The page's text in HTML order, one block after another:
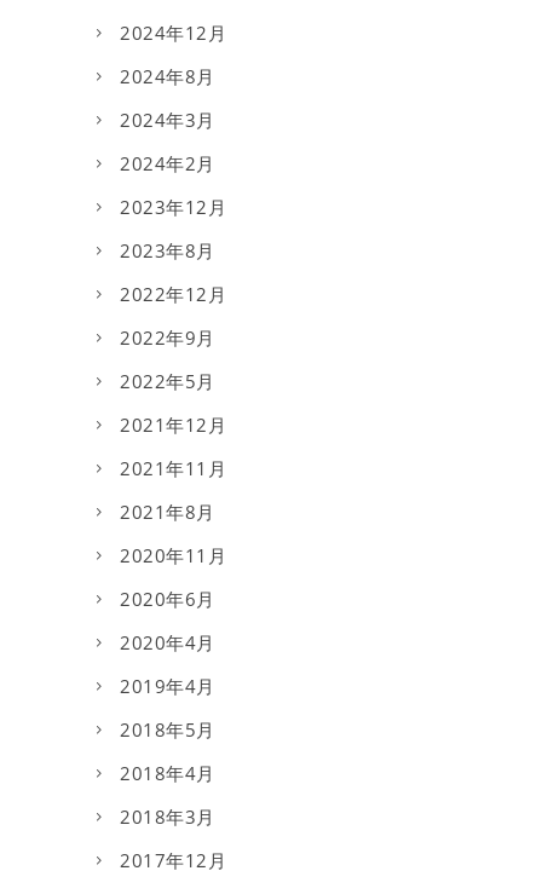
2024年12月
2024年8月
2024年3月
2024年2月
2023年12月
2023年8月
2022年12月
2022年9月
2022年5月
2021年12月
2021年11月
2021年8月
2020年11月
2020年6月
2020年4月
2019年4月
2018年5月
2018年4月
2018年3月
2017年12月